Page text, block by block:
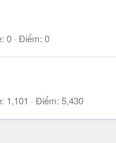
0 Điểm 0
1,101 Điểm 5,430